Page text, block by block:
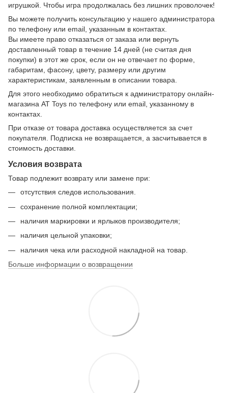
игрушкой. Чтобы игра продолжалась без лишних проволочек!
Вы можете получить консультацию у нашего администратора
по телефону или email, указанным в контактах.
Вы имеете право отказаться от заказа или вернуть
доставленный товар в течение 14 дней (не считая дня
покупки) в этот же срок, если он не отвечает по форме,
габаритам, фасону, цвету, размеру или другим
характеристикам, заявленным в описании товара.
Для этого необходимо обратиться к администратору онлайн-
магазина AT Toys по телефону или email, указанному в
контактах.
При отказе от товара доставка осуществляется за счет
покупателя. Подписка не возвращается, а засчитывается в
стоимость доставки.
Условия возврата
Товар подлежит возврату или замене при:
отсутствия следов использования.
сохранение полной комплектации;
наличия маркировки и ярлыков производителя;
наличия цельной упаковки;
наличия чека или расходной накладной на товар.
Больше информации о возвращении